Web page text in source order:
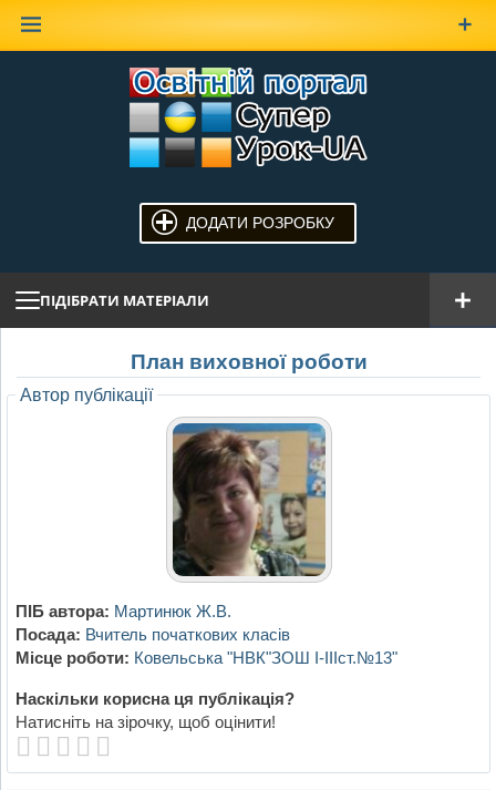
ДОДАТИ РОЗРОБКУ
ПІДІБРАТИ МАТЕРІАЛИ
План виховної роботи
Автор публікації
ПІБ автора: Мартинюк Ж.В.
Посада: Вчитель початкових класів
Місце роботи: Ковельська "НВК"ЗОШ І-ІІІст.№13"
Наскільки корисна ця публікація?
Натисніть на зірочку, щоб оцінити!